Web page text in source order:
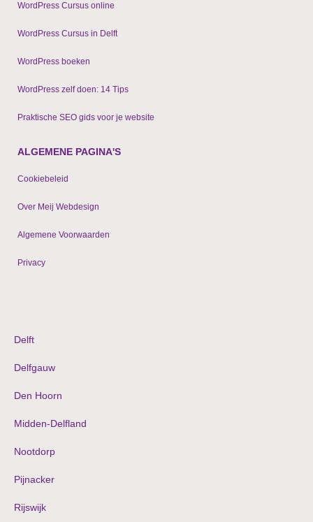
WordPress Cursus online
WordPress Cursus in Delft
WordPress boeken
WordPress zelf doen: 14 Tips
Praktische SEO gids voor je website
ALGEMENE PAGINA'S
Cookiebeleid
Over Meij Webdesign
Algemene Voorwaarden
Privacy
Delft
Delfgauw
Den Hoorn
Midden-Delfland
Nootdorp
Pijnacker
Rijswijk